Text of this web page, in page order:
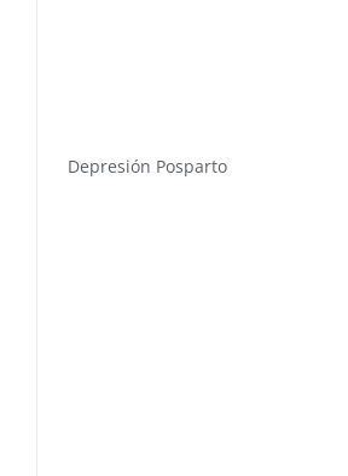
Depresión Posparto